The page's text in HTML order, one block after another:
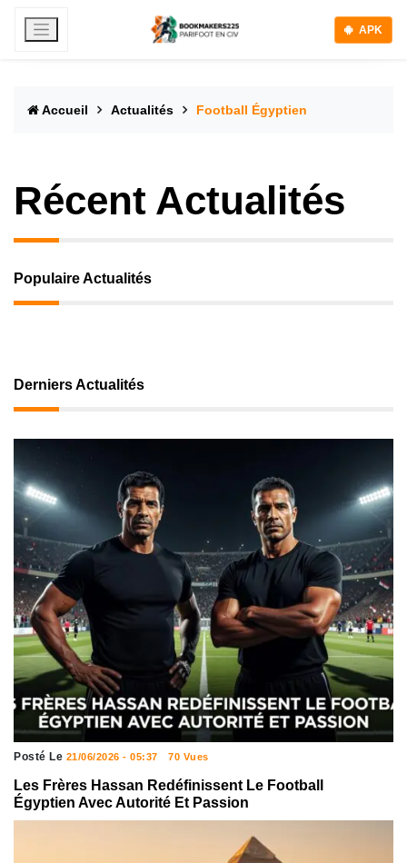
APK
Accueil Actualités Football Égyptien
Récent Actualités
Populaire Actualités
Derniers Actualités
Posté Le 21/06/2026 - 05:37 70 Vues
Les Frères Hassan Redéfinissent Le Football
Égyptien Avec Autorité Et Passion